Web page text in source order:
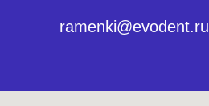
ramenki@evodent.ru